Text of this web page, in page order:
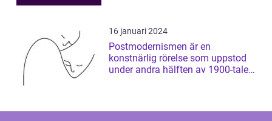
16 januari 2024
Postmodernismen är en
konstnärlig rörelse som uppstod
under andra hälften av 1900-talet